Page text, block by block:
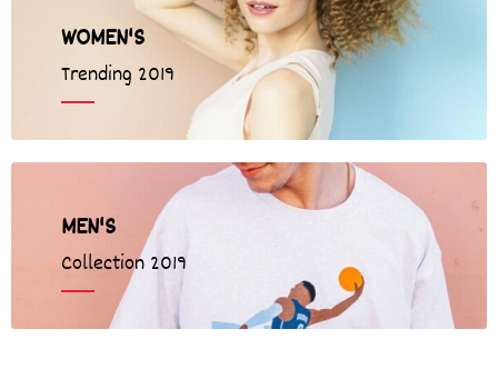
WOMEN'S
Trending 2019
MEN'S
Collection 2019